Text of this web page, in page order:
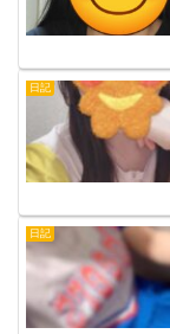
日記
日記